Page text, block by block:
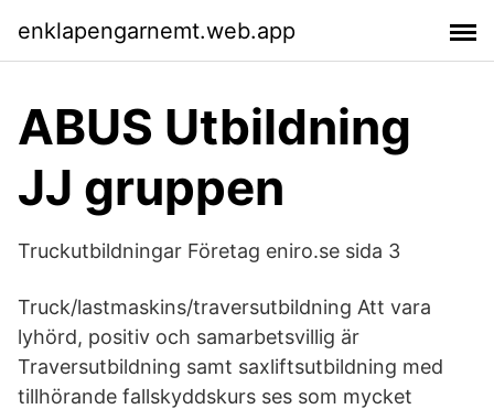
enklapengarnemt.web.app
ABUS Utbildning
JJ gruppen
Truckutbildningar Företag eniro.se sida 3
Truck/lastmaskins/traversutbildning Att vara
lyhörd, positiv och samarbetsvillig är
Traversutbildning samt saxliftsutbildning med
tillhörande fallskyddskurs ses som mycket